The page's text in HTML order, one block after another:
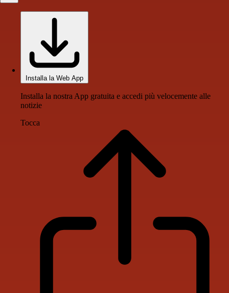
Installa la Web App
Installa la nostra App gratuita e accedi più velocemente alle
notizie
Tocca